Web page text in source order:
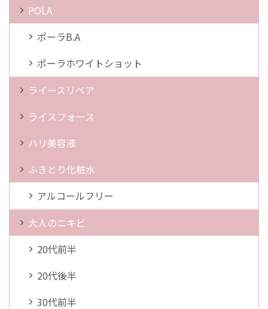
POLA
ポーラB.A
ポーラホワイトショット
ライースリペア
ライスフォース
ハリ美容液
ふきとり化粧水
アルコールフリー
大人のニキビ
20代前半
20代後半
30代前半